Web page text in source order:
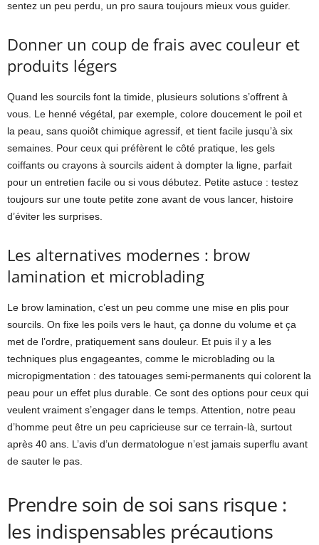
sentez un peu perdu, un pro saura toujours mieux vous guider.
Donner un coup de frais avec couleur et
produits légers
Quand les sourcils font la timide, plusieurs solutions s’offrent à
vous. Le henné végétal, par exemple, colore doucement le poil et
la peau, sans quoiôt chimique agressif, et tient facile jusqu’à six
semaines. Pour ceux qui préfèrent le côté pratique, les gels
coiffants ou crayons à sourcils aident à dompter la ligne, parfait
pour un entretien facile ou si vous débutez. Petite astuce : testez
toujours sur une toute petite zone avant de vous lancer, histoire
d’éviter les surprises.
Les alternatives modernes : brow
lamination et microblading
Le brow lamination, c’est un peu comme une mise en plis pour
sourcils. On fixe les poils vers le haut, ça donne du volume et ça
met de l’ordre, pratiquement sans douleur. Et puis il y a les
techniques plus engageantes, comme le microblading ou la
micropigmentation : des tatouages semi-permanents qui colorent la
peau pour un effet plus durable. Ce sont des options pour ceux qui
veulent vraiment s’engager dans le temps. Attention, notre peau
d’homme peut être un peu capricieuse sur ce terrain-là, surtout
après 40 ans. L’avis d’un dermatologue n’est jamais superflu avant
de sauter le pas.
Prendre soin de soi sans risque :
les indispensables précautions